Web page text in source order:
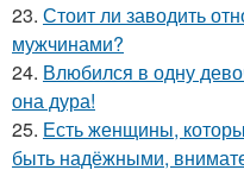
23. Стоит ли заводить
мужчинами?
24. Влюбился в одну
она дура!
25. Есть женщины,
быть надёжными,